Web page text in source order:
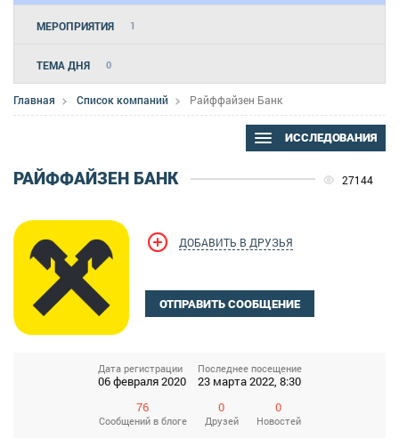
МЕРОПРИЯТИЯ 1
ТЕМА ДНЯ 0
Главная Список компаний Райффайзен Банк
ИССЛЕДОВАНИЯ
РАЙФФАЙЗЕН БАНК 27144
ДОБАВИТЬ В ДРУЗЬЯ
ОТПРАВИТЬ СООБЩЕНИЕ
Дата регистрации
06 февраля 2020
Последнее посещение
23 марта 2022, 8:30
76
Сообщений в блоге
0
Друзей
0
Новостей